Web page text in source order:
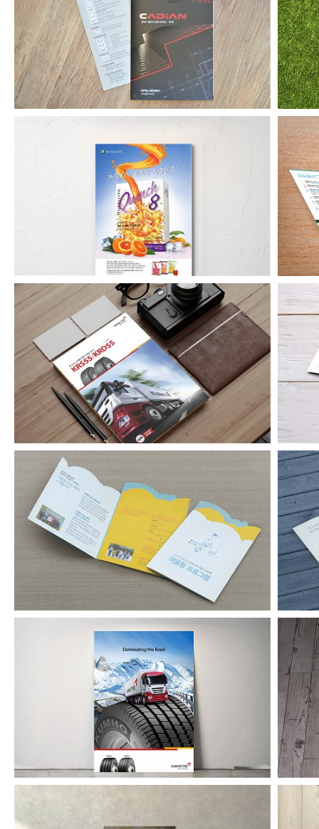
캐디안 기업용 카탈로그
아마그램 잡지 내지 광고
금호타이어 타이어저널광고
어울림프로그램 리플릿
금호타이어 해외광고